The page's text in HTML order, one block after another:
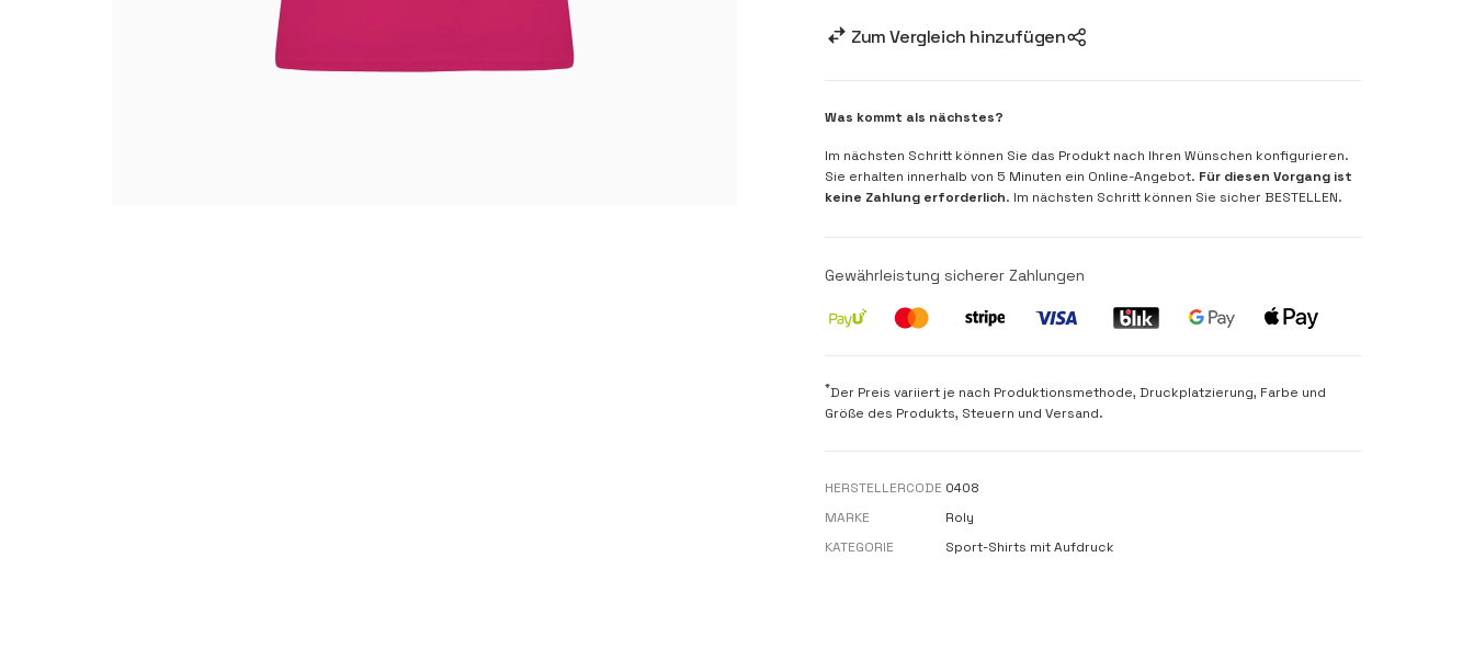
Zum Vergleich hinzufügen
Was kommt als nächstes?
Im nächsten Schritt können Sie das Produkt nach Ihren Wünschen konfigurieren.
Sie erhalten innerhalb von 5 Minuten ein Online-Angebot. Für diesen Vorgang ist
keine Zahlung erforderlich. Im nächsten Schritt können Sie sicher BESTELLEN.
Gewährleistung sicherer Zahlungen
*Der Preis variiert je nach Produktionsmethode, Druckplatzierung, Farbe und
Größe des Produkts, Steuern und Versand.
HERSTELLERCODE 0408
MARKE
Roly
KATEGORIE
Sport-Shirts mit Aufdruck